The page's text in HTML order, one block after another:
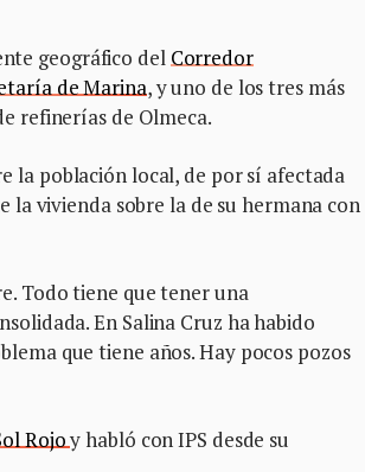
geográfico delCorredor
de Marina, y uno de los tres más
refinerías de Olmeca.
la población local, de por sí afectada
vivienda sobre la de su hermana con
Todo tiene que tener una
En Salina Cruz ha habido
que tiene años. Hay pocos pozos
Rojoy habló con IPS desde su